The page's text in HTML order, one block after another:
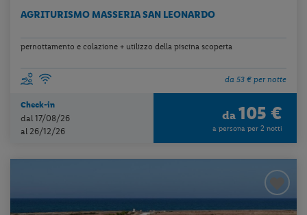
AGRITURISMO MASSERIA SAN LEONARDO
pernottamento e colazione + utilizzo della piscina scoperta
da 53 € per notte
Check-in
dal 17/08/26
al 26/12/26
da 105 €
a persona per 2 notti